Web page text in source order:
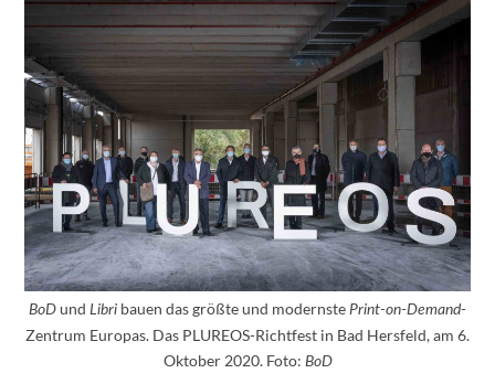
BoD und Libri bauen das größte und modernste Print-on-Demand-
Zentrum Europas. Das PLUREOS-Richtfest in Bad Hersfeld, am 6.
Oktober 2020. Foto: BoD